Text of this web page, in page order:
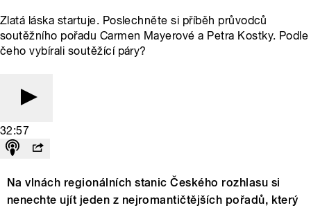
Zlatá láska startuje. Poslechněte si příběh průvodců
soutěžního pořadu Carmen Mayerové a Petra Kostky. Podle
čeho vybírali soutěžící páry?
32:57
Na vlnách regionálních stanic Českého rozhlasu si
nenechte ujít jeden z nejromantičtějších pořadů, který